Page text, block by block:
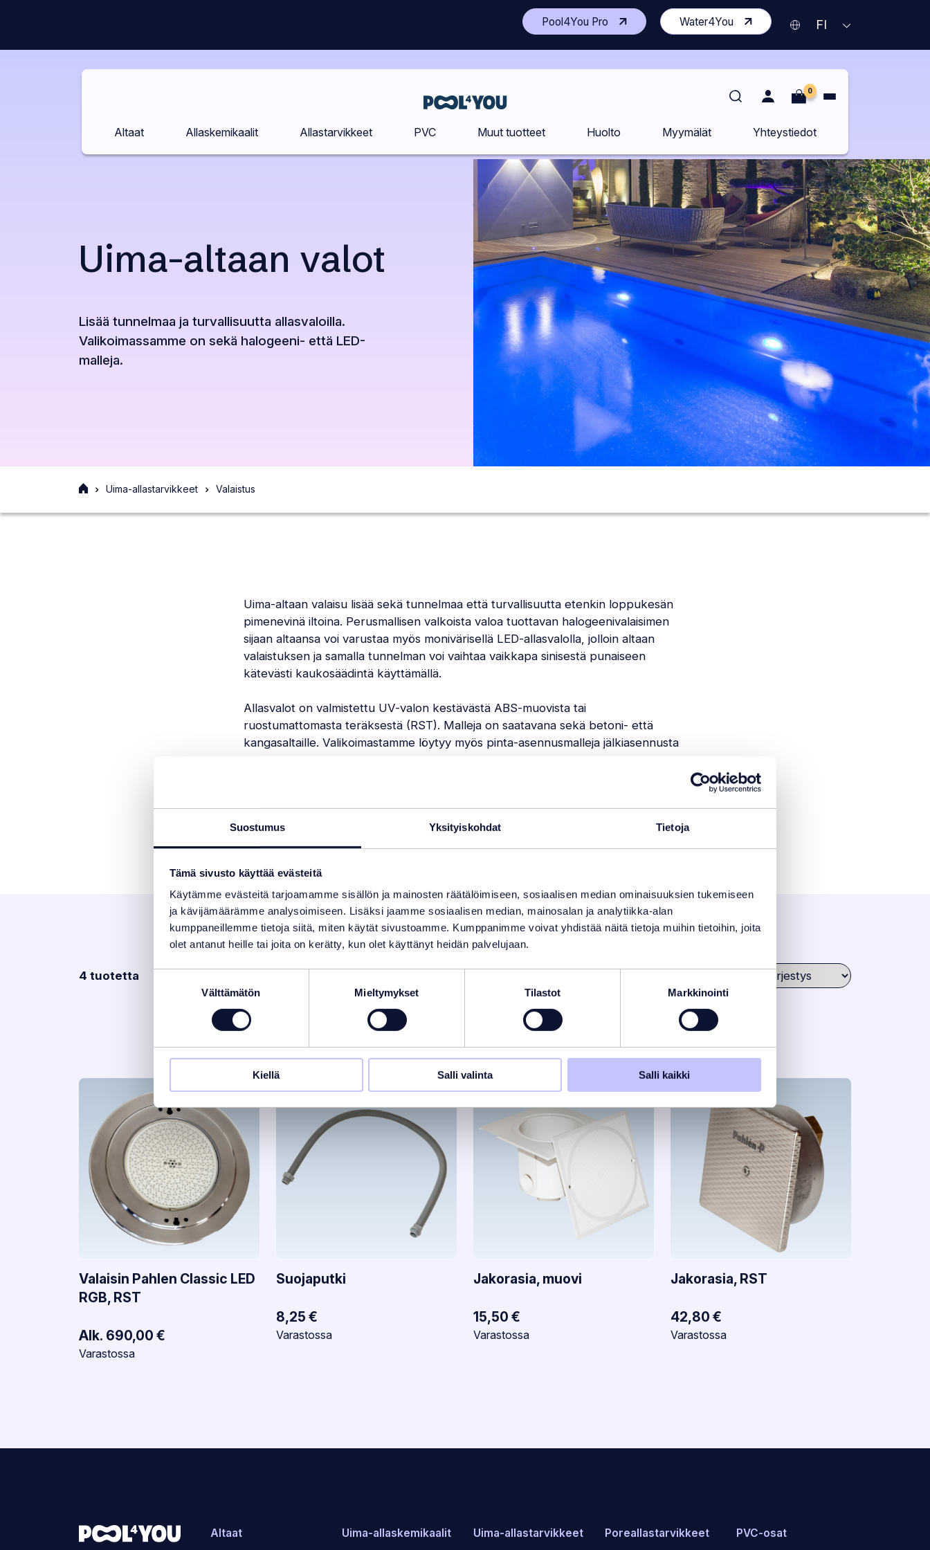
Suostumus Yksityiskohdat Tietoja
Tämä sivusto käyttää evästeitä
Käytämme evästeitä tarjoamamme sisällön ja mainosten räätälöimiseen, sosiaalisen median ominaisuuksien tukemiseen
ja kävijämäärämme analysoimiseen. Lisäksi jaamme sosiaalisen median, mainosalan ja analytiikka-alan
kumppaneillemme tietoja siitä, miten käytät sivustoamme. Kumppanimme voivat yhdistää näitä tietoja muihin tietoihin, joita
olet antanut heille tai joita on kerätty, kun olet käyttänyt heidän palvelujaan.
Välttämätön Mieltymykset Tilastot Markkinointi
Kiellä Salli valinta Salli kaikki
Pool4You Pro (Avaa
toisen
sivuston
uudelle
Water4You(Avaa
toisen
sivuston
uudelle
Nykyinen
AVAA
FI
Etusivu
0
Altaat Allaskemikaalit Allastarvikkeet PVC Muut tuotteet Huolto Myymälät Yhteystiedot
Uima-altaan valot
Lisää tunnelmaa ja turvallisuutta allasvaloilla.
Valikoimassamme on sekä halogeeni- että LED-
malleja.
EtusivuUima-allastarvikkeet Valaistus
Uima-altaan valaisu lisää sekä tunnelmaa että turvallisuutta etenkin loppukesän
pimenevinä iltoina. Perusmallisen valkoista valoa tuottavan halogeenivalaisimen
sijaan altaansa voi varustaa myös monivärisellä LED-allasvalolla, jolloin altaan
valaistuksen ja samalla tunnelman voi vaihtaa vaikkapa sinisestä punaiseen
kätevästi kaukosäädintä käyttämällä.
Allasvalot on valmistettu UV-valon kestävästä ABS-muovista tai
ruostumattomasta teräksestä (RST). Malleja on saatavana sekä betoni- että
kangasaltaille. Valikoimastamme löytyy myös pinta-asennusmalleja jälkiasennusta
Suodata tuotteita
4 tuotetta
Valaisin Pahlen Classic LED
RGB, RST
Alk. 690,00 €
Varastotilanne:
Varastossa
Suojaputki
8,25 €
Varastotilanne:
Varastossa
Jakorasia, muovi
15,50 €
Varastotilanne:
Varastossa
Jakorasia, RST
42,80 €
Varastotilanne:
Varastossa
Altaat Uima-allaskemikaalit Uima-allastarvikkeet Poreallastarvikkeet PVC-osat